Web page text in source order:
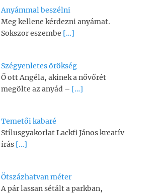
Anyámmal beszélni
Meg kellene kérdezni anyámat.
Sokszor eszembe […]
Szégyenletes örökség
Ő ott Angéla, akinek a nővőrét
megölte az anyád – […]
Temetői kabaré
Stílusgyakorlat Lackfi János kreatív
írás […]
Ötszázhatvan méter
A pár lassan sétált a parkban,